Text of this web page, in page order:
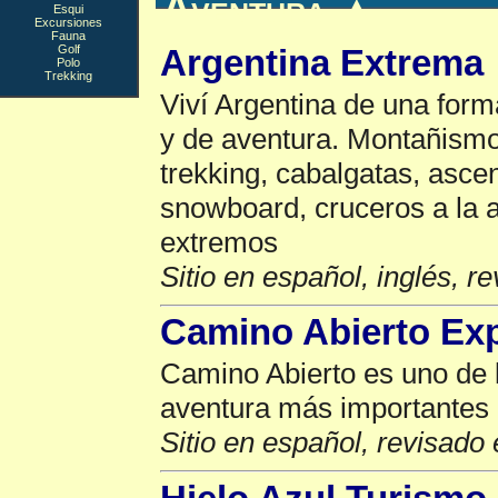
Aventura▲
Argentina Extrema
Viví Argentina de una
y de aventura.
trekking, cabalgatas,
snowboard, cruceros a la
extremos
Sitio en español, inglés,
Camino Abierto
Camino Abierto es uno
aventura más
Sitio en español, revisado
Esqui
Excursiones
Fauna
Golf
Polo
Trekking